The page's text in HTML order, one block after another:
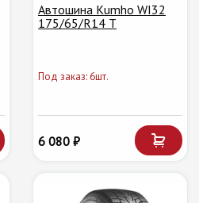
Автошина Kumho WI32
175/65/R14 T
Под заказ: 6шт.
6 080 ₽